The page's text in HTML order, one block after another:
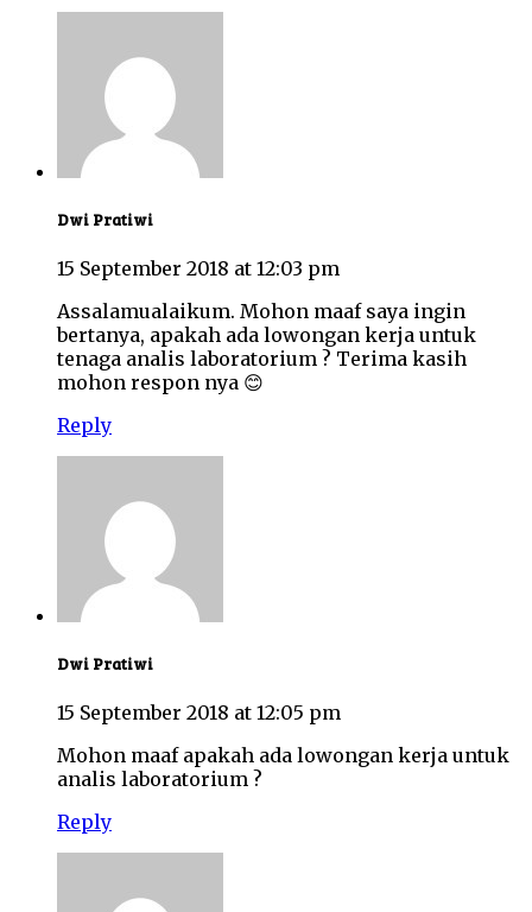
Dwi Pratiwi
15 September 2018 at 12:03 pm
Assalamualaikum. Mohon maaf saya ingin
bertanya, apakah ada lowongan kerja untuk
tenaga analis laboratorium ? Terima kasih
mohon respon nya 😊
Reply
Dwi Pratiwi
15 September 2018 at 12:05 pm
Mohon maaf apakah ada lowongan kerja untuk
analis laboratorium ?
Reply